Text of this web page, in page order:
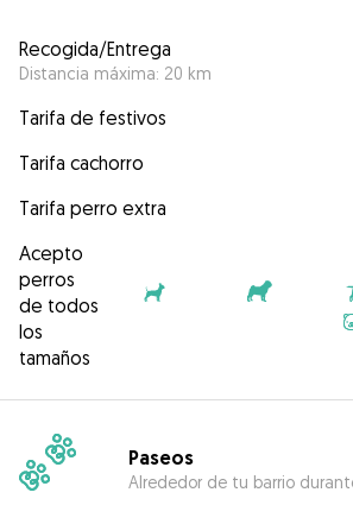
Recogida/Entrega
Distancia máxima: 20 km
Tarifa de festivos
Tarifa cachorro
Tarifa perro extra
Acepto
perros
de todos
los
tamaños
Paseos
Alrededor de tu barrio